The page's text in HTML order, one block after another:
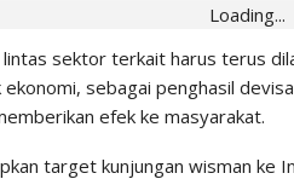
Loading...
sektor terkait harus terus
sebagai penghasil
efek ke masyarakat.
target kunjungan wisman ke